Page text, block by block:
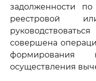
задолженности
реестровой
совершена
осуществления